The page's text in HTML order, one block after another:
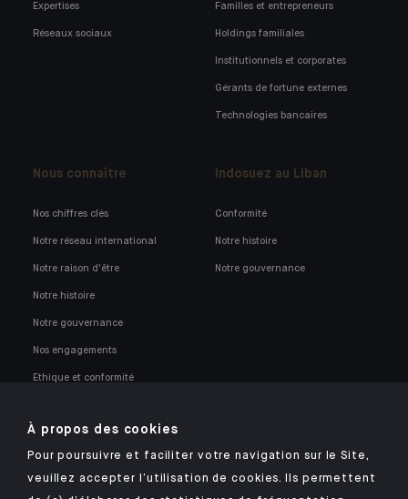
Expertises
Réseaux sociaux
Familles et entrepreneurs
Holdings familiales
Institutionnels et corporates
Gérants de fortune externes
Technologies bancaires
Nous connaître
Nos chiffres clés
Notre réseau international
Notre raison d'être
Notre histoire
Notre gouvernance
Nos engagements
Ethique et conformité
Indosuez au Liban
Conformité
Notre histoire
Notre gouvernance
À propos des cookies
Pour poursuivre et faciliter votre navigation sur le Site,
veuillez accepter l’utilisation de cookies. Ils permettent